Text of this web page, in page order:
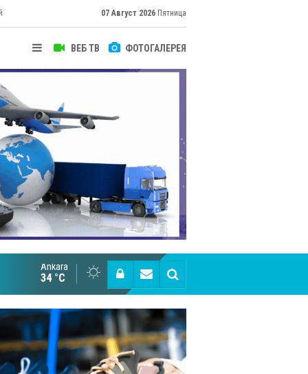
07 Август 2026 Пятница
ВЕБ ТВ ФОТОГАЛЕРЕЯ
Cottonhill покоряет мировые рынки
Ankara
34 °C